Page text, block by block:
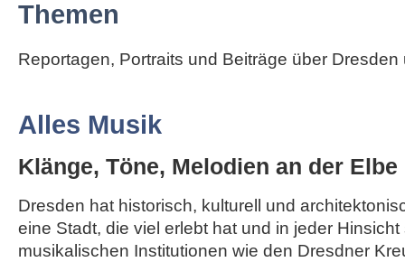
Themen
Reportagen, Portraits und Beiträge über
Alles Musik
Klänge, Töne, Melodien an der Elbe
Dresden hat historisch, kulturell und
eine Stadt, die viel erlebt hat und in jeder
musikalischen Institutionen wie den Dresdner